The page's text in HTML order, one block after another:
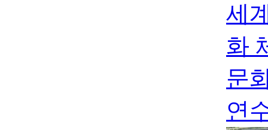
세
화
문
연